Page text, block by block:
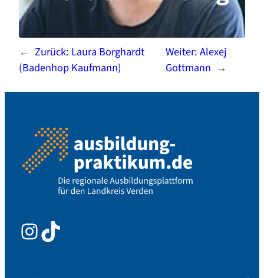
← Zurück: Laura Borghardt
(Badenhop Kaufmann)
Weiter: Alexej
Gottmann →
InstagramTikTok